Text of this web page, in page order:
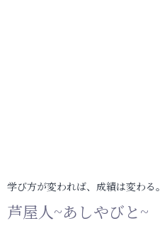
学び方が変われば、成績は変わる。
芦屋人~あしやびと~